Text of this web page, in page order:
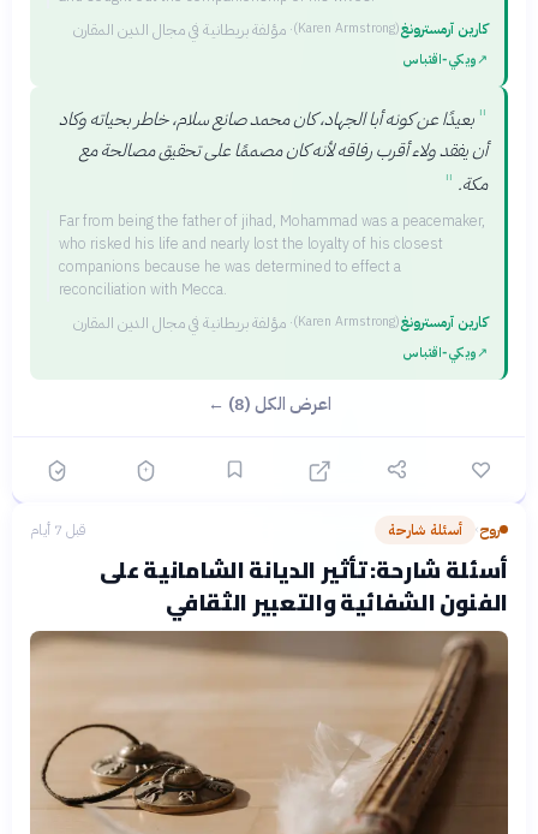
كارين آرمسترونغ
(Karen Armstrong)
· مؤلفة بريطانية في مجال الدين المقارن
↗ويكي‑اقتباس
" بعيدًا عن كونه أبا الجهاد، كان محمد صانع سلام، خاطر بحياته وكاد
أن يفقد ولاء أقرب رفاقه لأنه كان مصممًا على تحقيق مصالحة مع
مكة. "
Far from being the father of jihad, Mohammad was a peacemaker,
who risked his life and nearly lost the loyalty of his closest
companions because he was determined to effect a
reconciliation with Mecca.
كارين آرمسترونغ
(Karen Armstrong)
· مؤلفة بريطانية في مجال الدين المقارن
↗ويكي‑اقتباس
اعرض الكل (8) ←
روح› أسئلة شارحة قبل 7 أيام
أسئلة شارحة: تأثير الديانة الشامانية على
الفنون الشفائية والتعبير الثقافي